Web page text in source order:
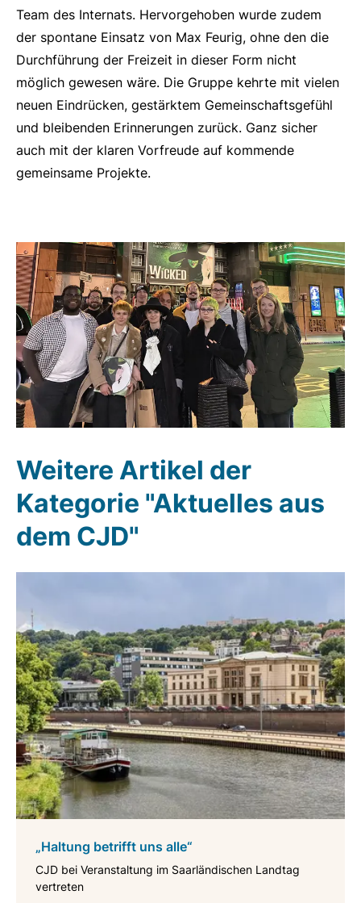
Team des Internats. Hervorgehoben wurde zudem
der spontane Einsatz von Max Feurig, ohne den die
Durchführung der Freizeit in dieser Form nicht
möglich gewesen wäre. Die Gruppe kehrte mit vielen
neuen Eindrücken, gestärktem Gemeinschaftsgefühl
und bleibenden Erinnerungen zurück. Ganz sicher
auch mit der klaren Vorfreude auf kommende
gemeinsame Projekte.
Weitere Artikel der
Kategorie "Aktuelles aus
dem CJD"
„Haltung betrifft uns alle“
CJD bei Veranstaltung im Saarländischen Landtag
vertreten